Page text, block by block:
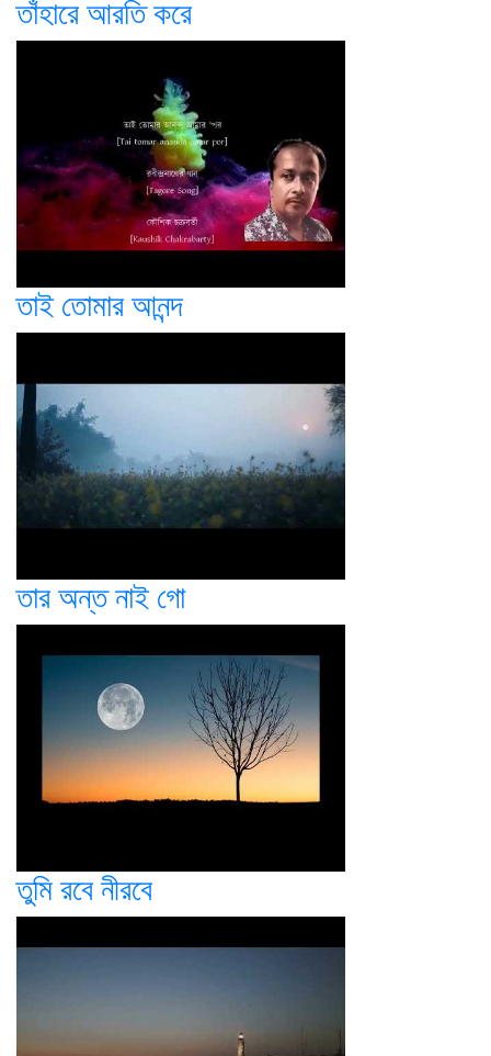
তাঁহারে আরতি করে
তাই তোমার আনন্দ
তার অন্ত নাই গো
তুমি রবে নীরবে